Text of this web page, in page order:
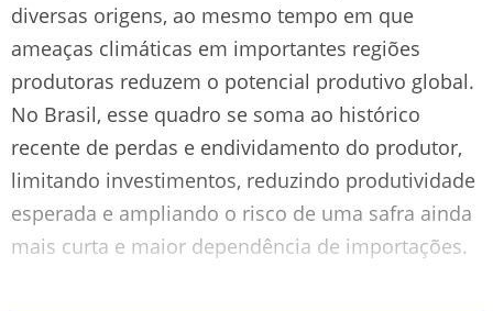
diversas origens, ao mesmo tempo em que
ameaças climáticas em importantes regiões
produtoras reduzem o potencial produtivo global.
No Brasil, esse quadro se soma ao histórico
recente de perdas e endividamento do produtor,
limitando investimentos, reduzindo produtividade
esperada e ampliando o risco de uma safra ainda
mais curta e maior dependência de importações.